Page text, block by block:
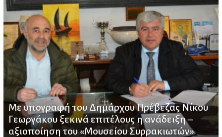
Με υπογραφή του Δημάρχου Πρέβεζας Νίκου
Γεωργάκου ξεκινά επιτέλους η ανάδειξη –
αξιοποίηση του «Μουσείου Συρρακιωτών»